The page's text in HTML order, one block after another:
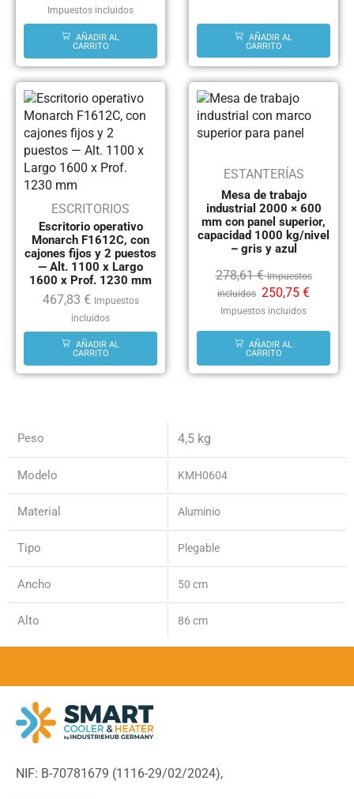
Impuestos incluidos
AÑADIR AL
CARRITO
AÑADIR AL
CARRITO
ESCRITORIOS
Escritorio operativo
Monarch F1612C, con
cajones fijos y 2 puestos
— Alt. 1100 x Largo
1600 x Prof. 1230 mm
467,83 € Impuestos
incluidos
AÑADIR AL
CARRITO
ESTANTERÍAS
Mesa de trabajo
industrial 2000 × 600
mm con panel superior,
capacidad 1000 kg/nivel
– gris y azul
278,61€ Impuestos
incluidos 250,75 €
Impuestos incluidos
AÑADIR AL
CARRITO
Peso 4,5 kg
Modelo KMH0604
Material Aluminio
Tipo Plegable
Ancho 50 cm
Alto 86 cm
NIF: B-70781679 (1116-29/02/2024),